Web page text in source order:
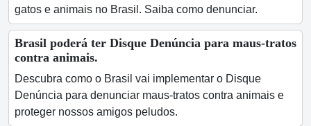
gatos e animais no Brasil. Saiba como denunciar.
Brasil poderá ter Disque Denúncia para maus-tratos
contra animais.
Descubra como o Brasil vai implementar o Disque
Denúncia para denunciar maus-tratos contra animais e
proteger nossos amigos peludos.